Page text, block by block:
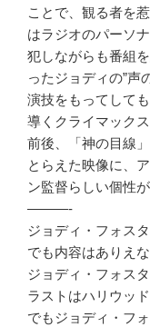
ことで、観る者を
はラジオのパーソ
犯しながらも番組
ったジョディの”声
演技をもってして
導くクライマック
前後、「神の目線
とらえた映像に、
ン監督らしい個性
———-
ジョディ・フォス
でも内容はありえ
ジョディ・フォス
ラストはハリウッ
でもジョディ・フ